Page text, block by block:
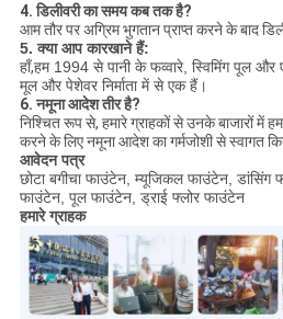
4. डिलीवरी का समय कब तक है?
आम तौर पर अग्रिम भुगतान प्राप्त करने के बाद
5. क्या आप कारखाने हैं:
हाँ,हम 1994 से पानी के फव्वारे, स्विमिंग पूल और
मूल और पेशेवर निर्माता में से एक हैं।
6. नमूना आदेश तीर है?
निश्चित रूप से, हमारे ग्राहकों से उनके बाजारों में
करने के लिए नमूना आदेश का गर्मजोशी से स्वागत
आवेदन पत्र
छोटा बगीचा फाउंटेन, म्यूजिकल फाउंटेन,
फाउंटेन, पूल फाउंटेन, ड्राई फ्लोर फाउंटेन
हमारे ग्राहक